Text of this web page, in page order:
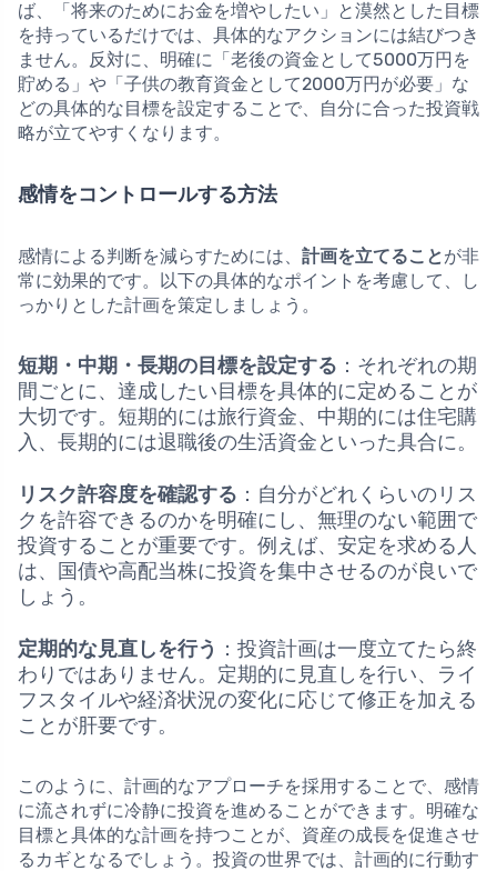
ば、「将来のためにお金を増やしたい」と漠然とした目標
を持っているだけでは、具体的なアクションには結びつき
ません。反対に、明確に「老後の資金として5000万円を
貯める」や「子供の教育資金として2000万円が必要」な
どの具体的な目標を設定することで、自分に合った投資戦
略が立てやすくなります。
感情をコントロールする方法
感情による判断を減らすためには、 計画を立てることが非
常に効果的です。以下の具体的なポイントを考慮して、し
っかりとした計画を策定しましょう。
短期・中期・長期の目標を設定する ：それぞれの期
間ごとに、達成したい目標を具体的に定めることが
大切です。短期的には旅行資金、中期的には住宅購
入、長期的には退職後の生活資金といった具合に。
リスク許容度を確認する ：自分がどれくらいのリス
クを許容できるのかを明確にし、無理のない範囲で
投資することが重要です。例えば、安定を求める人
は、国債や高配当株に投資を集中させるのが良いで
しょう。
定期的な見直しを行う ：投資計画は一度立てたら終
わりではありません。定期的に見直しを行い、ライ
フスタイルや経済状況の変化に応じて修正を加える
ことが肝要です。
このように、計画的なアプローチを採用することで、感情
に流されずに冷静に投資を進めることができます。明確な
目標と具体的な計画を持つことが、資産の成長を促進させ
るカギとなるでしょう。投資の世界では、計画的に行動す